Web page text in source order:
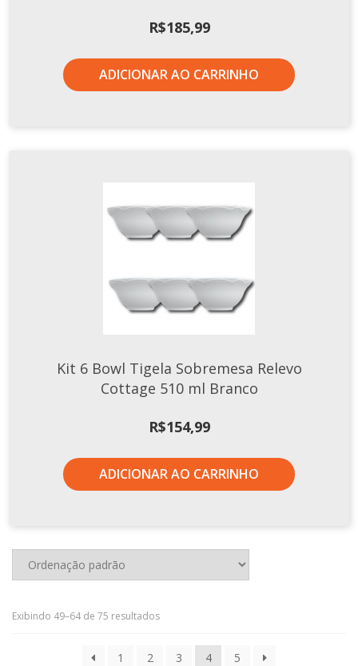
R$185,99
ADICIONAR AO CARRINHO
Kit 6 Bowl Tigela Sobremesa Relevo
Cottage 510 ml Branco
R$154,99
ADICIONAR AO CARRINHO
Exibindo 49–64 de 75 resultados
1 2 3 4 5